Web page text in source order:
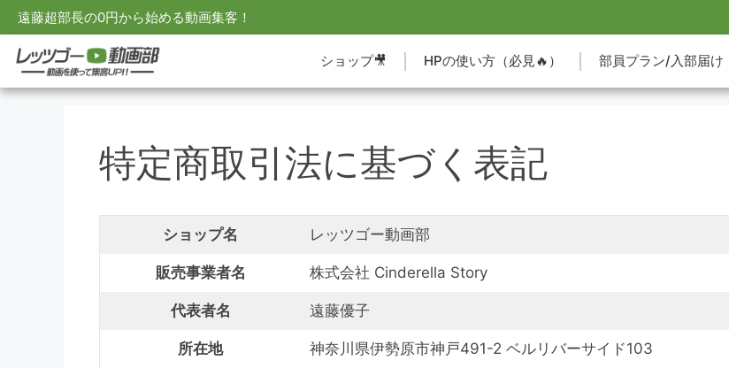
遠藤超部長の0円から始める動画集客！
ショップ🎥 HPの使い方（必見🔥） 部員プラン/入部届け
特定商取引法に基づく表記
ショップ名 レッツゴー動画部
販売事業者名 株式会社 Cinderella Story
代表者名 遠藤優子
所在地 神奈川県伊勢原市神戸491-2 ベルリバーサイド103